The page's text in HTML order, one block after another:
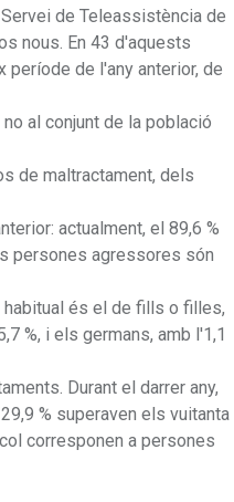
de Teleassistència de
nous. En 43 d'aquests
període de l'any anterior, de
al conjunt de la població
de maltractament, dels
actualment, el 89,6 %
persones agressores són
habitual és el de fills o filles,
%, i els germans, amb l'1,1
Durant el darrer any,
% superaven els vuitanta
corresponen a persones